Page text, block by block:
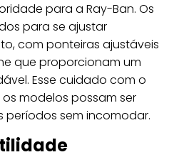
para a Ray-Ban. Os
para se ajustar
com ponteiras ajustáveis
que proporcionam um
Esse cuidado com o
modelos possam ser
períodos sem incomodar.